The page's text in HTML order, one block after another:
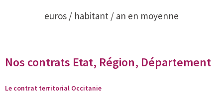
euros / habitant / an en moyenne
Nos contrats Etat, Région, Département
Le contrat territorial Occitanie